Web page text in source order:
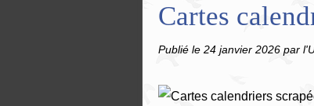
Cartes
Publié le 24 janvier 2026 par